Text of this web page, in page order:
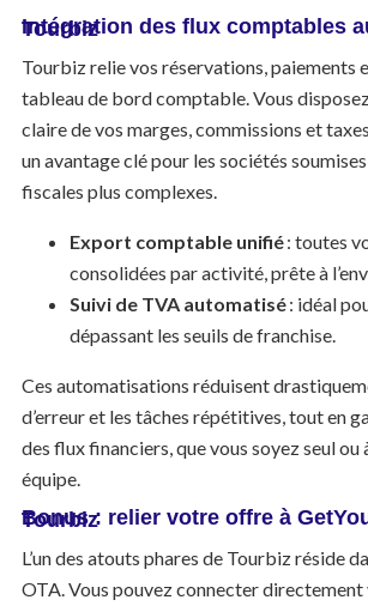
Intégration des flux comptables automatisés via Tourbiz
Tourbiz relie vos réservations, paiements
tableau de bord comptable. Vous
claire de vos marges, commissions et
un avantage clé pour les sociétés
fiscales plus complexes.
Export comptable unifié: toutes
consolidées par activité, prête à
Suivi de TVA automatisé: idéal
dépassant les seuils de franchise.
Ces automatisations réduisent
d’erreur et les tâches répétitives, tout en
des flux financiers, que vous soyez seul ou
équipe.
Bonus : relier votre offre à GetYourGuide via Tourbiz
L’un des atouts phares de Tourbiz réside
OTA. Vous pouvez connecter directement